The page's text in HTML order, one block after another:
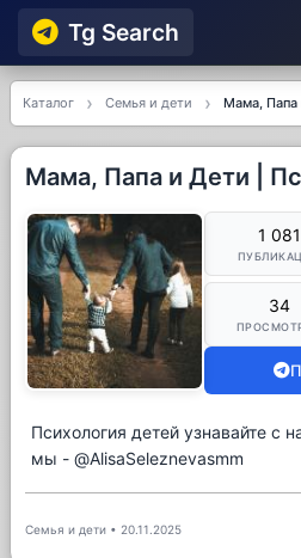
Tg Searсh
Каталог Семья и дети Мама, Папа
Мама, Папа и Дети |
1 081
34
Психология детей узнавайте с
мы - @AlisaSeleznevasmm
Семья и дети • 20.11.2025